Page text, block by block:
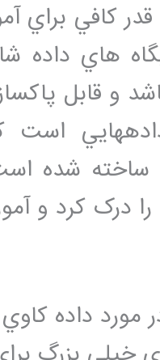
کافي براي
هاي داده
و قابل
ساخته شده
را درک کرد و
مورد داده